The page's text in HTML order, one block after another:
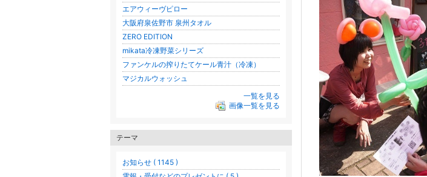
エアウィーヴピロー
大阪府泉佐野市 泉州タオル
ZERO EDITION
mikata冷凍野菜シリーズ
ファンケルの搾りたてケール青汁（冷凍）
マジカルウォッシュ
一覧を見る
画像一覧を見る
テーマ
お知らせ ( 1145 )